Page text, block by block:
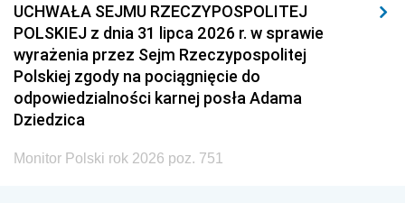
UCHWAŁA SEJMU RZECZYPOSPOLITEJ
POLSKIEJ z dnia 31 lipca 2026 r. w sprawie
wyrażenia przez Sejm Rzeczypospolitej
Polskiej zgody na pociągnięcie do
odpowiedzialności karnej posła Adama
Dziedzica
Monitor Polski rok 2026 poz. 751